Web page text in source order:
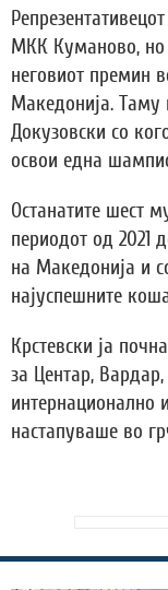
МКК Куманово, но
неговиот премин
Македонија. Таму
Докузовски со
освои една
Останатите шест
периодот од 2021
на Македонија и
најуспешните
Крстевски ја
за Центар,
интернационално
настапуваше во